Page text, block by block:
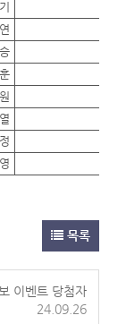
목록
이벤트 당첨자
24.09.26